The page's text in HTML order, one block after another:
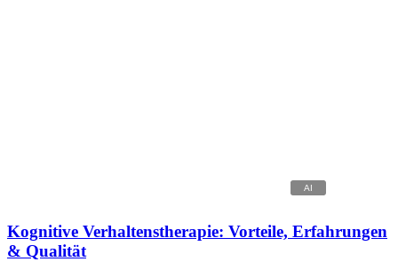
Kognitive Verhaltenstherapie: Vorteile, Erfahrungen
& Qualität